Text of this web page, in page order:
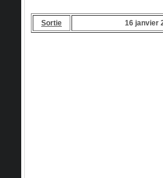
Sortie 16 janvier